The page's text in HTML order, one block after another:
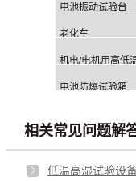
电池振动试验台
老化车
机电/电机用高低
电池防爆试验箱
相关常见问题解